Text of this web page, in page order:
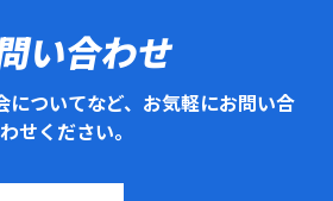
い合わせ
についてなど、お気軽にお問い合
わせください。